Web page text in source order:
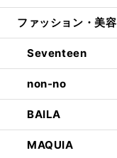
ファッション・美容
Seventeen
non-no
BAILA
MAQUIA